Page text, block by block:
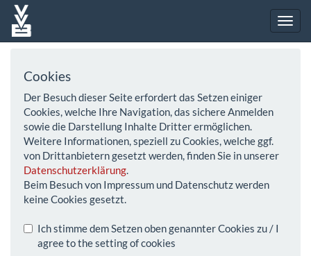
Cookies
Der Besuch dieser Seite erfordert das Setzen einiger
Cookies, welche Ihre Navigation, das sichere Anmelden
sowie die Darstellung Inhalte Dritter ermöglichen.
Weitere Informationen, speziell zu Cookies, welche ggf.
von Drittanbietern gesetzt werden, finden Sie in unserer
Datenschutzerklärung.
Beim Besuch von Impressum und Datenschutz werden
keine Cookies gesetzt.
Ich stimme dem Setzen oben genannter Cookies zu / I
agree to the setting of cookies